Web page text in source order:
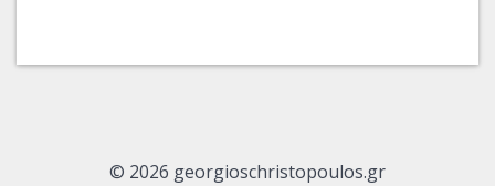
© 2026 georgioschristopoulos.gr